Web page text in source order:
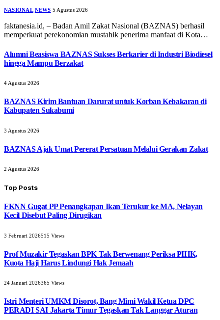
NASIONAL NEWS 5 Agustus 2026
faktanesia.id, – ​Badan Amil Zakat Nasional (BAZNAS) berhasil
memperkuat perekonomian mustahik penerima manfaat di Kota…
Alumni Beasiswa BAZNAS Sukses Berkarier di Industri Biodiesel
hingga Mampu Berzakat
4 Agustus 2026
BAZNAS Kirim Bantuan Darurat untuk Korban Kebakaran di
Kabupaten Sukabumi
3 Agustus 2026
BAZNAS Ajak Umat Pererat Persatuan Melalui Gerakan Zakat
2 Agustus 2026
Top Posts
FKNN Gugat PP Penangkapan Ikan Terukur ke MA, Nelayan
Kecil Disebut Paling Dirugikan
3 Februari 2026515 Views
Prof Muzakir Tegaskan BPK Tak Berwenang Periksa PIHK,
Kuota Haji Harus Lindungi Hak Jemaah
24 Januari 2026365 Views
Istri Menteri UMKM Disorot, Bang Mimi Wakil Ketua DPC
PERADI SAI Jakarta Timur Tegaskan Tak Langgar Aturan